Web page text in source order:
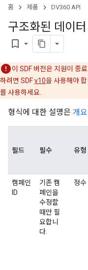
홈 제품 DV360 API
구조화된 데이
bookmark_border
이 SDF 버전은 지원이 종
하려면 SDFv10을 사용해야
를 사용하세요.
형식에 대한 설명은 개요
필드 필수 유형
캠페인
ID
기존 캠
페인을
수정할
때만 필
요합니
다.
정수